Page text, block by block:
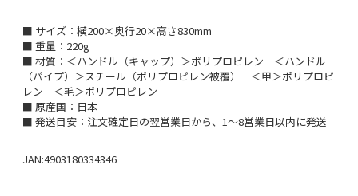
■ サイズ：横200×奥行20×高さ830mm
■ 重量：220g
■ 材質：＜ハンドル（キャップ）＞ポリプロピレン ＜ハンドル
（パイプ）＞スチール（ポリプロピレン被覆） ＜甲＞ポリプロピ
レン ＜毛＞ポリプロピレン
■ 原産国：日本
■ 発送目安：注文確定日の翌営業日から、1～8営業日以内に発送
JAN:4903180334346